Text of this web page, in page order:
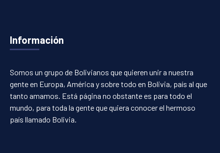
Información
Somos un grupo de Bolivianos que quieren unir a nuestra
gente en Europa, América y sobre todo en Bolivia, país al que
tanto amamos. Está página no obstante es para todo el
mundo, para toda la gente que quiera conocer el hermoso
país llamado Bolivia.